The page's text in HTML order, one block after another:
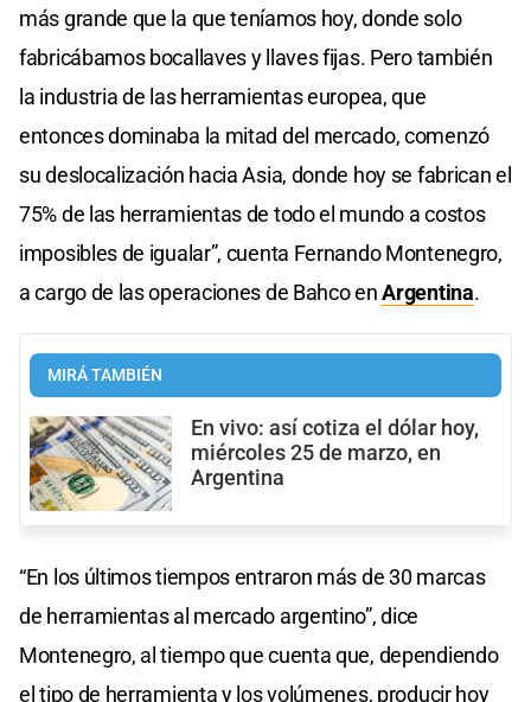
más grande que la que teníamos hoy, donde solo
fabricábamos bocallaves y llaves fijas. Pero también
la industria de las herramientas europea, que
entonces dominaba la mitad del mercado, comenzó
su deslocalización hacia Asia, donde hoy se fabrican el
75% de las herramientas de todo el mundo a costos
imposibles de igualar”, cuenta Fernando Montenegro,
a cargo de las operaciones de Bahco enArgentina.
MIRÁ TAMBIÉN
En vivo: así cotiza el dólar hoy,
miércoles 25 de marzo, en
Argentina
“En los últimos tiempos entraron más de 30 marcas
de herramientas al mercado argentino”, dice
Montenegro, al tiempo que cuenta que, dependiendo
el tipo de herramienta y los volúmenes, producir hoy